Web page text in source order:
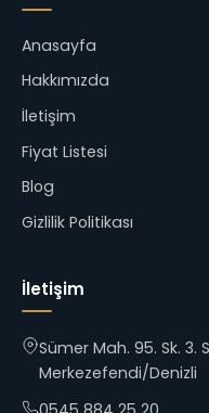
Anasayfa
Hakkımızda
İletişim
Fiyat Listesi
Blog
Gizlilik Politikası
İletişim
Sümer Mah. 95. Sk. 3.
Merkezefendi/Denizli